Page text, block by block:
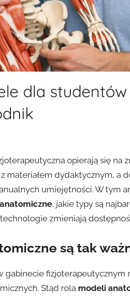
dla
opierają się na
materiałem dydaktycznym, a
umiejętności. W tym
, jakie typy są
zmieniają
są tak
gabinecie fizjoterapeutycznym
Stąd rola modeli